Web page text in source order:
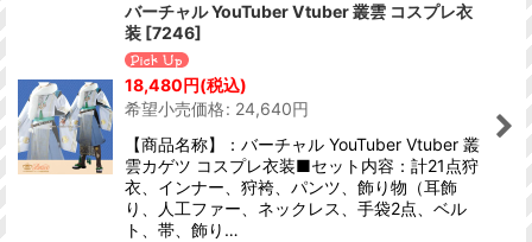
バーチャル YouTuber Vtuber 叢雲 コスプレ衣
装 [7246]
18,480円(税込)
希望小売価格: 24,640円
【商品名称】：バーチャル YouTuber Vtuber 叢
雲カゲツ コスプレ衣装■セット内容：計21点狩
衣、インナー、狩袴、パンツ、飾り物（耳飾
り、人工ファー、ネックレス、手袋2点、ベル
ト、帯、飾り…